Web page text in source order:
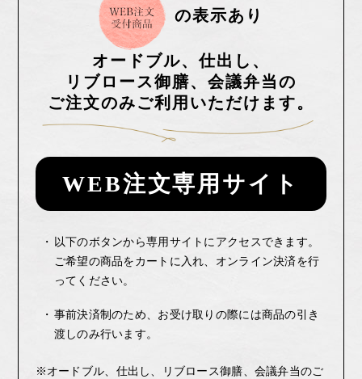
の表示あり
オードブル、仕出し、
リブロース御膳、会議弁当の
ご注文のみご利用いただけます。
WEB注文専用サイト
以下のボタンから専用サイトにアクセスできます。
ご希望の商品をカートに入れ、オンライン決済を行
ってください。
事前決済制のため、お受け取りの際には商品の引き
渡しのみ行います。
※オードブル、仕出し、リブロース御膳、会議弁当のご